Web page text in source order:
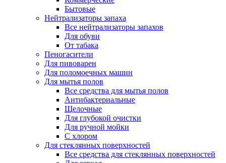
Бытовые
Нейтрализаторы запаха
Все нейтрализаторы запахов
Для обуви
От табака
Пеногасители
Для пивоварен
Для поломоечных машин
Для мытья полов
Все средства для мытья полов
Антибактериальные
Щелочные
Для глубокой очистки
Для ручной мойки
С хлором
Для стеклянных поверхностей
Все средства для стеклянных поверхностей